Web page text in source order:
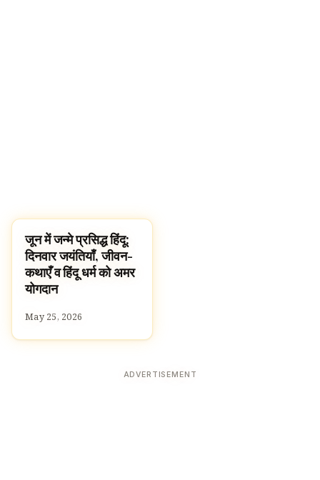
FAMOUS HINDUS
जून में जन्मे प्रसिद्ध हिंदू:
दिनवार जयंतियाँ, जीवन-
कथाएँ व हिंदू धर्म को अमर
योगदान
May 25, 2026
ADVERTISEMENT